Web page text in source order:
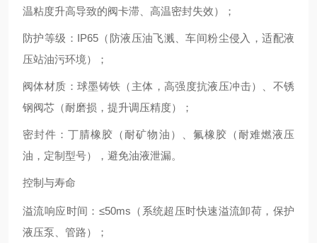
温粘度升高导致的阀卡滞、高温密封失效）；
防护等级：IP65（防液压油飞溅、车间粉尘侵入，适配液
压站油污环境）；
阀体材质：球墨铸铁（主体，高强度抗液压冲击）、不锈
钢阀芯（耐磨损，提升调压精度）；
密封件：丁腈橡胶（耐矿物油）、氟橡胶（耐难燃液压
油，定制型号），避免油液泄漏。
控制与寿命
溢流响应时间：≤50ms（系统超压时快速溢流卸荷，保护
液压泵、管路）；